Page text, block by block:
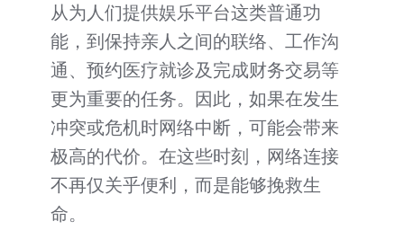
从为人们提供娱乐平台这类普通功
能，到保持亲人之间的联络、工作沟
通、预约医疗就诊及完成财务交易等
更为重要的任务。因此，如果在发生
冲突或危机时网络中断，可能会带来
极高的代价。在这些时刻，网络连接
不再仅关乎便利，而是能够挽救生
命。